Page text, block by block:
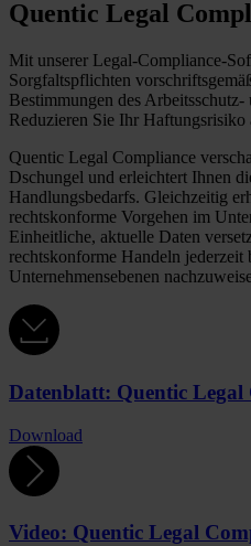
Quentic Legal
Mit unserer Legal-Compliance-
Sorgfaltspflichten
Bestimmungen des
Reduzieren Sie Ihr
Quentic Legal Compliance
Dschungel und erleichtert Ihnen
Handlungsbedarfs. Gleichzeitig
rechtskonforme Vorgehen im
Einheitliche, aktuelle Daten
rechtskonforme Handeln jederzeit
Unternehmensebenen
Datenblatt: Quentic Legal
Download
Video: Quentic Legal